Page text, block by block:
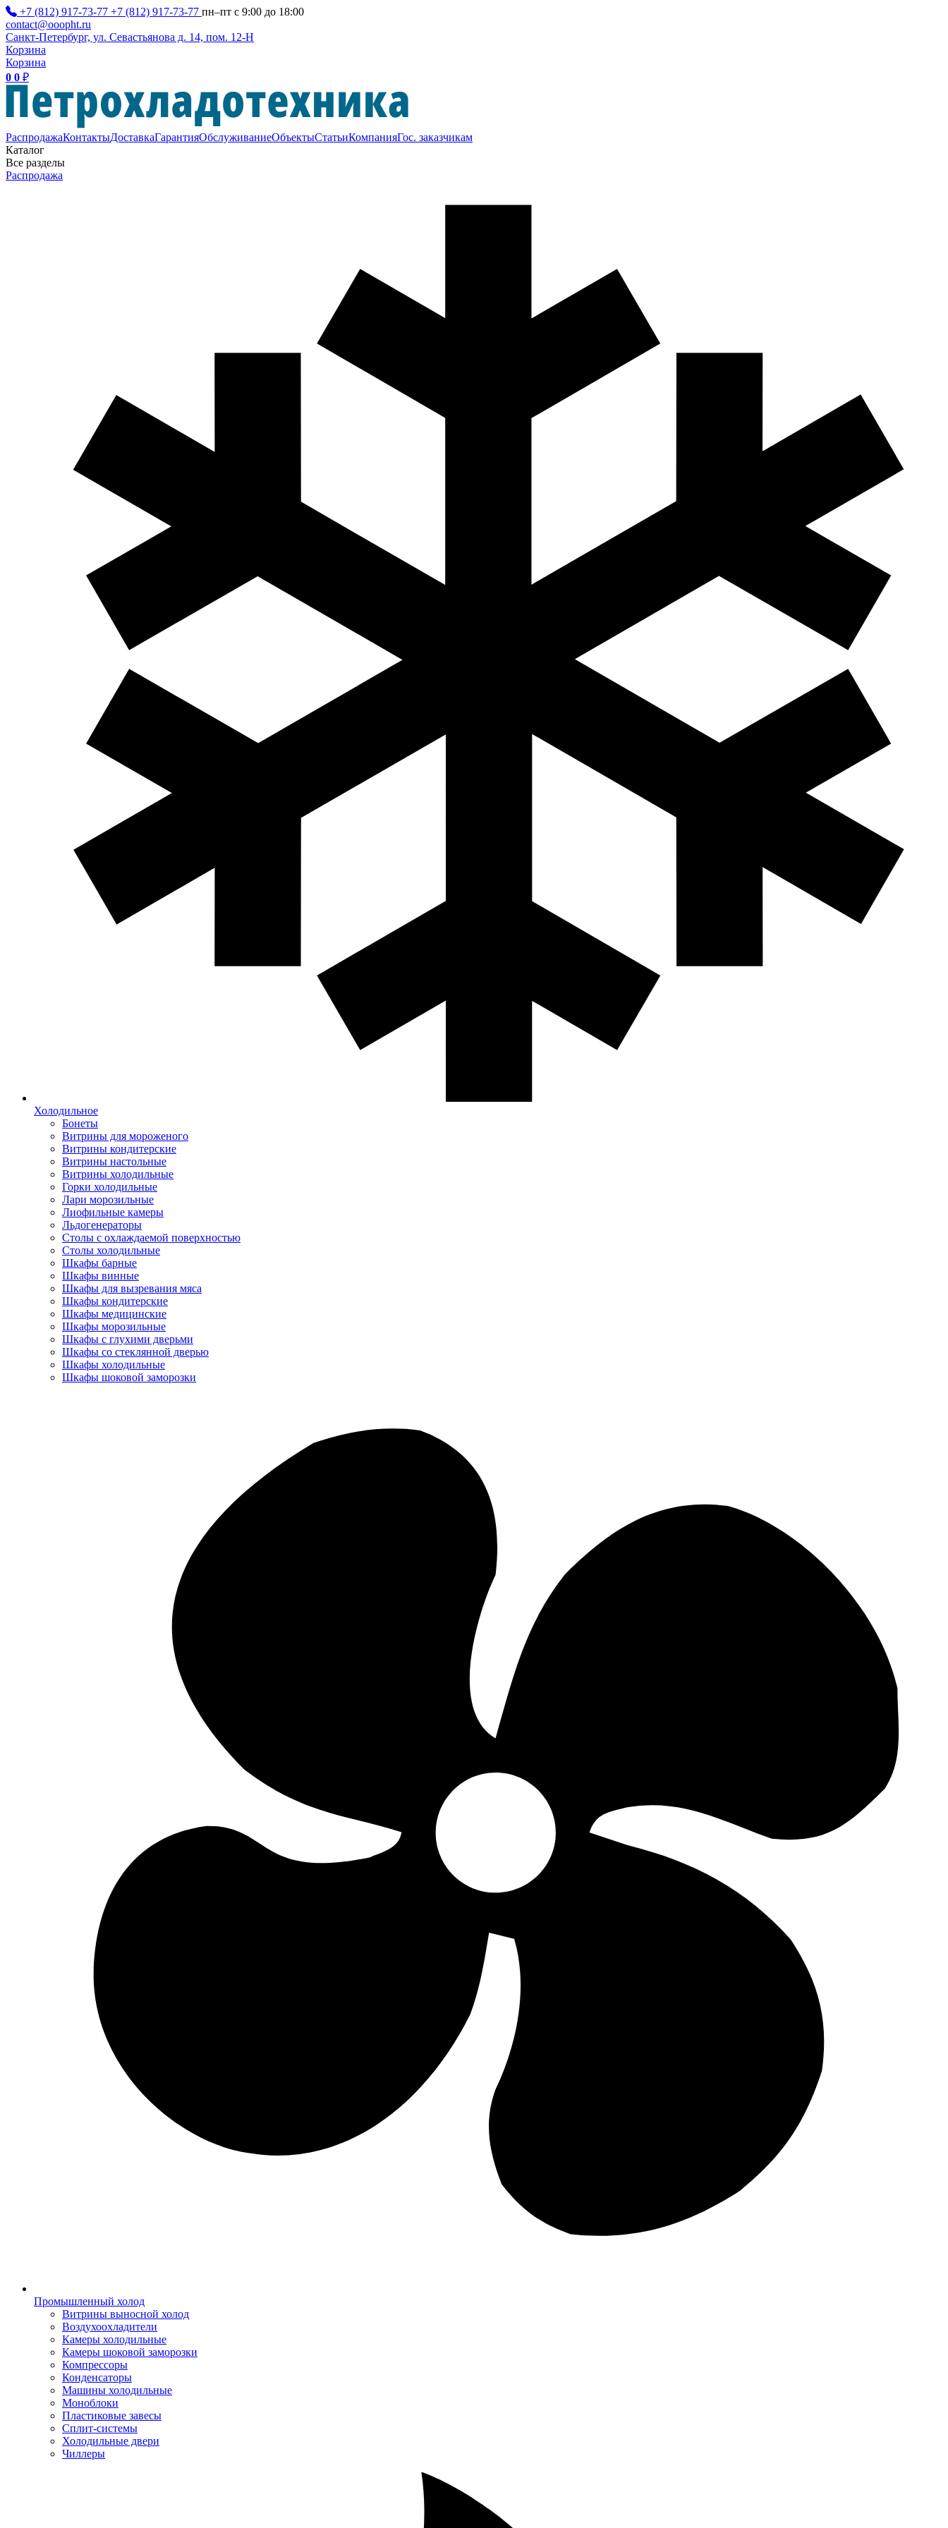
+7 (812) 917-73-77 +7 (812) 917-73-77 пн–пт с 9:00 до 18:00
contact@ooopht.ru
Санкт-Петербург, ул. Севастьянова д. 14, пом. 12-Н
Корзина
Корзина
0 0 ₽
РаспродажаКонтактыДоставкаГарантияОбслуживаниеОбъектыСтатьиКомпанияГос. заказчикам
Каталог
Все разделы
Распродажа
Холодильное
Бонеты
Витрины для мороженого
Витрины кондитерские
Витрины настольные
Витрины холодильные
Горки холодильные
Лари морозильные
Лиофильные камеры
Льдогенераторы
Столы с охлаждаемой поверхностью
Столы холодильные
Шкафы барные
Шкафы винные
Шкафы для вызревания мяса
Шкафы кондитерские
Шкафы медицинские
Шкафы морозильные
Шкафы с глухими дверьми
Шкафы со стеклянной дверью
Шкафы холодильные
Шкафы шоковой заморозки
Промышленный холод
Витрины выносной холод
Воздухоохладители
Камеры холодильные
Камеры шоковой заморозки
Компрессоры
Конденсаторы
Машины холодильные
Моноблоки
Пластиковые завесы
Сплит-системы
Холодильные двери
Чиллеры